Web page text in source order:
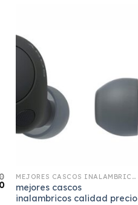
MEJORES CASCOS INALAMBRICOS CALIDAD PRECIO
mejores cascos
inalambricos calidad precio